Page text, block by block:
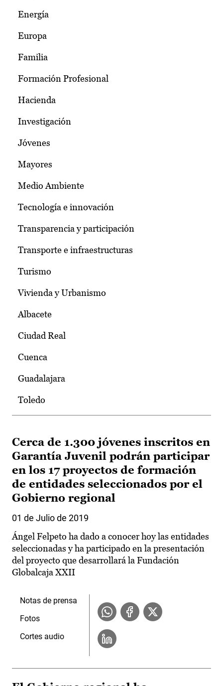
Energía
Europa
Familia
Formación Profesional
Hacienda
Investigación
Jóvenes
Mayores
Medio Ambiente
Tecnología e innovación
Transparencia y participación
Transporte e infraestructuras
Turismo
Vivienda y Urbanismo
Albacete
Ciudad Real
Cuenca
Guadalajara
Toledo
Cerca de 1.300 jóvenes inscritos en
Garantía Juvenil podrán participar
en los 17 proyectos de formación
de entidades seleccionados por el
Gobierno regional
01 de Julio de 2019
Ángel Felpeto ha dado a conocer hoy las entidades
seleccionadas y ha participado en la presentación
del proyecto que desarrollará la Fundación
Globalcaja XXII
Notas de prensa
Fotos
Cortes audio